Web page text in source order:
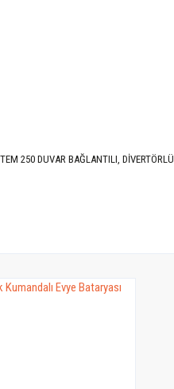
250 DUVAR BAĞLANTILI,